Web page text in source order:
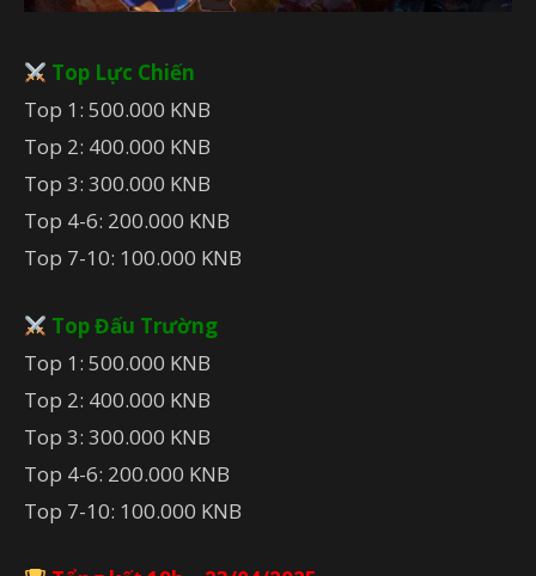
Top Lực Chiến
Top 1: 500.000 KNB
Top 2: 400.000 KNB
Top 3: 300.000 KNB
Top 4-6: 200.000 KNB
Top 7-10: 100.000 KNB
Top Đấu Trường
Top 1: 500.000 KNB
Top 2: 400.000 KNB
Top 3: 300.000 KNB
Top 4-6: 200.000 KNB
Top 7-10: 100.000 KNB